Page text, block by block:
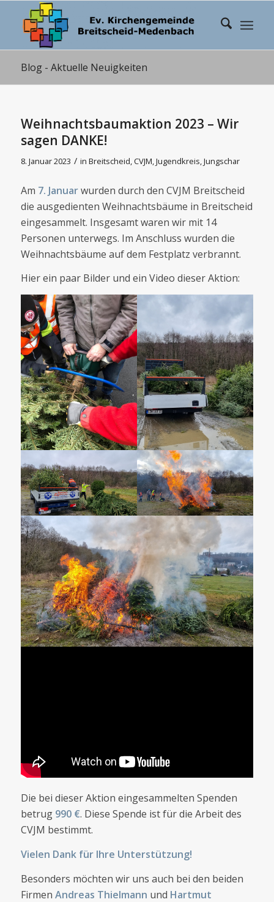
Blog - Aktuelle Neuigkeiten
Weihnachtsbaumaktion 2023 – Wir
sagen DANKE!
8. Januar 2023 / in Breitscheid,CVJM,Jugendkreis,Jungschar
Am 7. Januarwurden durch den CVJM Breitscheid
die ausgedienten Weihnachtsbäume in Breitscheid
eingesammelt. Insgesamt waren wir mit 14
Personen unterwegs. Im Anschluss wurden die
Weihnachtsbäume auf dem Festplatz verbrannt.
Hier ein paar Bilder und ein Video dieser Aktion:
Die bei dieser Aktion eingesammelten Spenden
betrug 990 €. Diese Spende ist für die Arbeit des
CVJM bestimmt.
Vielen Dank für Ihre Unterstützung!
Besonders möchten wir uns auch bei den beiden
Firmen Andreas Thielmann und Hartmut